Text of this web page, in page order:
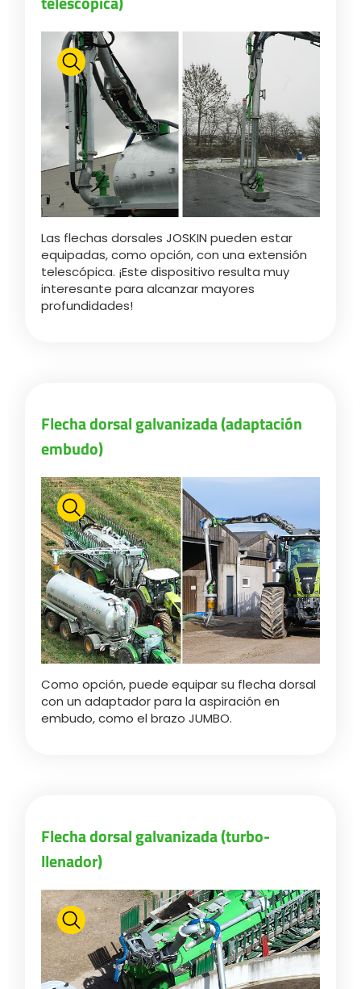
Las flechas dorsales JOSKIN pueden estar
equipadas, como opción, con una extensión
telescópica. ¡Este dispositivo resulta muy
interesante para alcanzar mayores
profundidades!
Flecha dorsal galvanizada (adaptación
embudo)
Como opción, puede equipar su flecha dorsal
con un adaptador para la aspiración en
embudo, como el brazo JUMBO.
Flecha dorsal galvanizada (turbo-
llenador)